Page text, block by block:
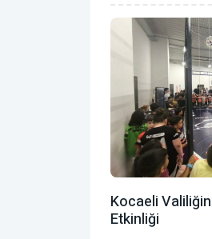
Kocaeli
Etkinliği